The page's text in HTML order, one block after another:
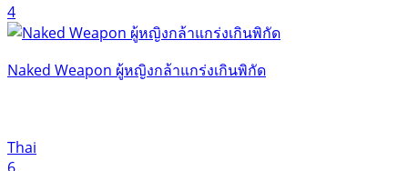
4
Naked Weapon ผู้หญิงกล้าแกร่งเกินพิกัด
Thai